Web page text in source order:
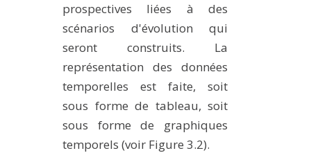
prospectives liées à des
scénarios d'évolution qui
seront construits. La
représentation des données
temporelles est faite, soit
sous forme de tableau, soit
sous forme de graphiques
temporels (voir Figure 3.2).